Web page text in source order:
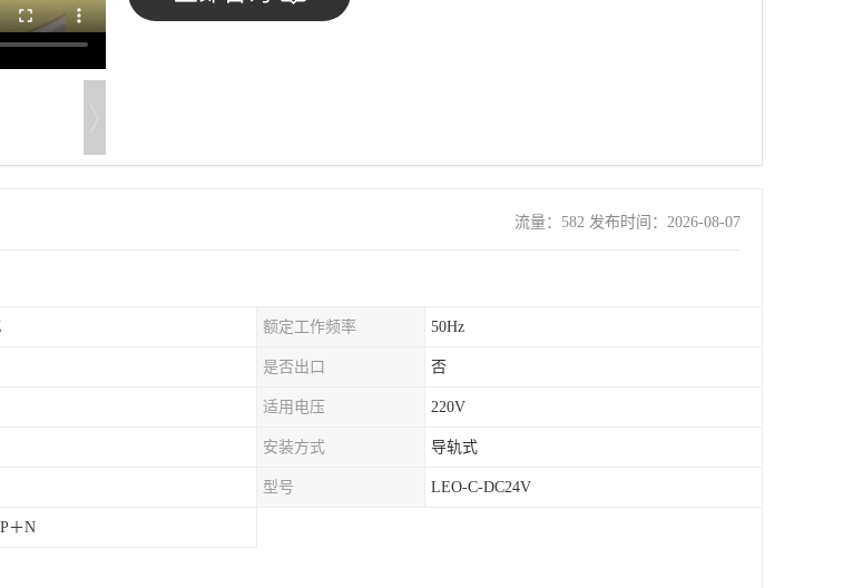
流量：582 发布时间：2026-08-07
额定工作频率 50Hz
是否出口 否
适用电压 220V
安装方式 导轨式
型号 LEO-C-DC24V
＋N